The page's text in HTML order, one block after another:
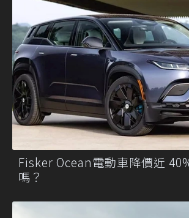
Fisker Ocean電動車降價近
嗎？